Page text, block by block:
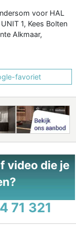
voor HAL
1, Kees Bolten
Alkmaar,
favoriet
video die je
71 321